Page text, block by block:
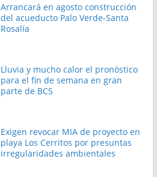
Arrancará en agosto construcción
del acueducto Palo Verde-Santa
Rosalía
Lluvia y mucho calor el pronóstico
para el fin de semana en gran
parte de BCS
Exigen revocar MIA de proyecto en
playa Los Cerritos por presuntas
irregularidades ambientales